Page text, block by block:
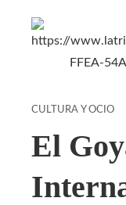
CULTURA Y OCIO
El